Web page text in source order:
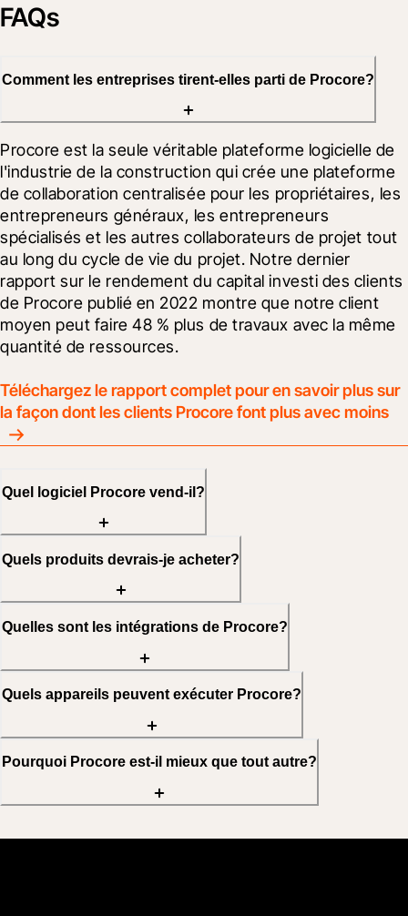
FAQs
Comment les entreprises tirent-elles parti de Procore?
Procore est la seule véritable plateforme logicielle de
l'industrie de la construction qui crée une plateforme
de collaboration centralisée pour les propriétaires, les
entrepreneurs généraux, les entrepreneurs
spécialisés et les autres collaborateurs de projet tout
au long du cycle de vie du projet. Notre dernier
rapport sur le rendement du capital investi des clients
de Procore publié en 2022 montre que notre client
moyen peut faire 48 % plus de travaux avec la même
quantité de ressources.
Téléchargez le rapport complet pour en savoir plus sur
la façon dont les clients Procore font plus avec moins
Quel logiciel Procore vend-il?
Quels produits devrais-je acheter?
Quelles sont les intégrations de Procore?
Quels appareils peuvent exécuter Procore?
Pourquoi Procore est-il mieux que tout autre?